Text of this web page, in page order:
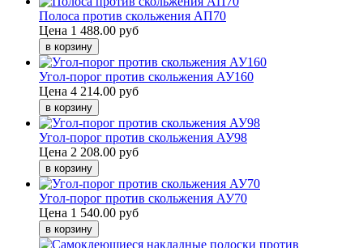
Полоса против скольжения АП70
Цена 1 488.00 руб
Угол-порог против скольжения АУ160
Цена 4 214.00 руб
Угол-порог против скольжения АУ98
Цена 2 208.00 руб
Угол-порог против скольжения АУ70
Цена 1 540.00 руб